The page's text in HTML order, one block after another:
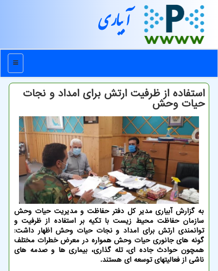
آبیاری
منو
استفاده از ظرفیت ارتش برای امداد و نجات
حیات وحش
به گزارش آبیاری مدیر کل دفتر حفاظت و مدیریت حیات وحش
سازمان حفاظت محیط زیست با تکیه بر استفاده از ظرفیت و
توانمندی ارتش برای امداد و نجات حیات وحش اظهار داشت:
گونه های جانوری حیات وحش همواره در معرض خطرات مختلف
همچون حوادث جاده ای، تله گذاری، بیماری ها و صدمه های
ناشی از فعالیتهای توسعه ای هستند.